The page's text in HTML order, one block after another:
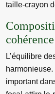
taille-crayon
L’équilibre
important